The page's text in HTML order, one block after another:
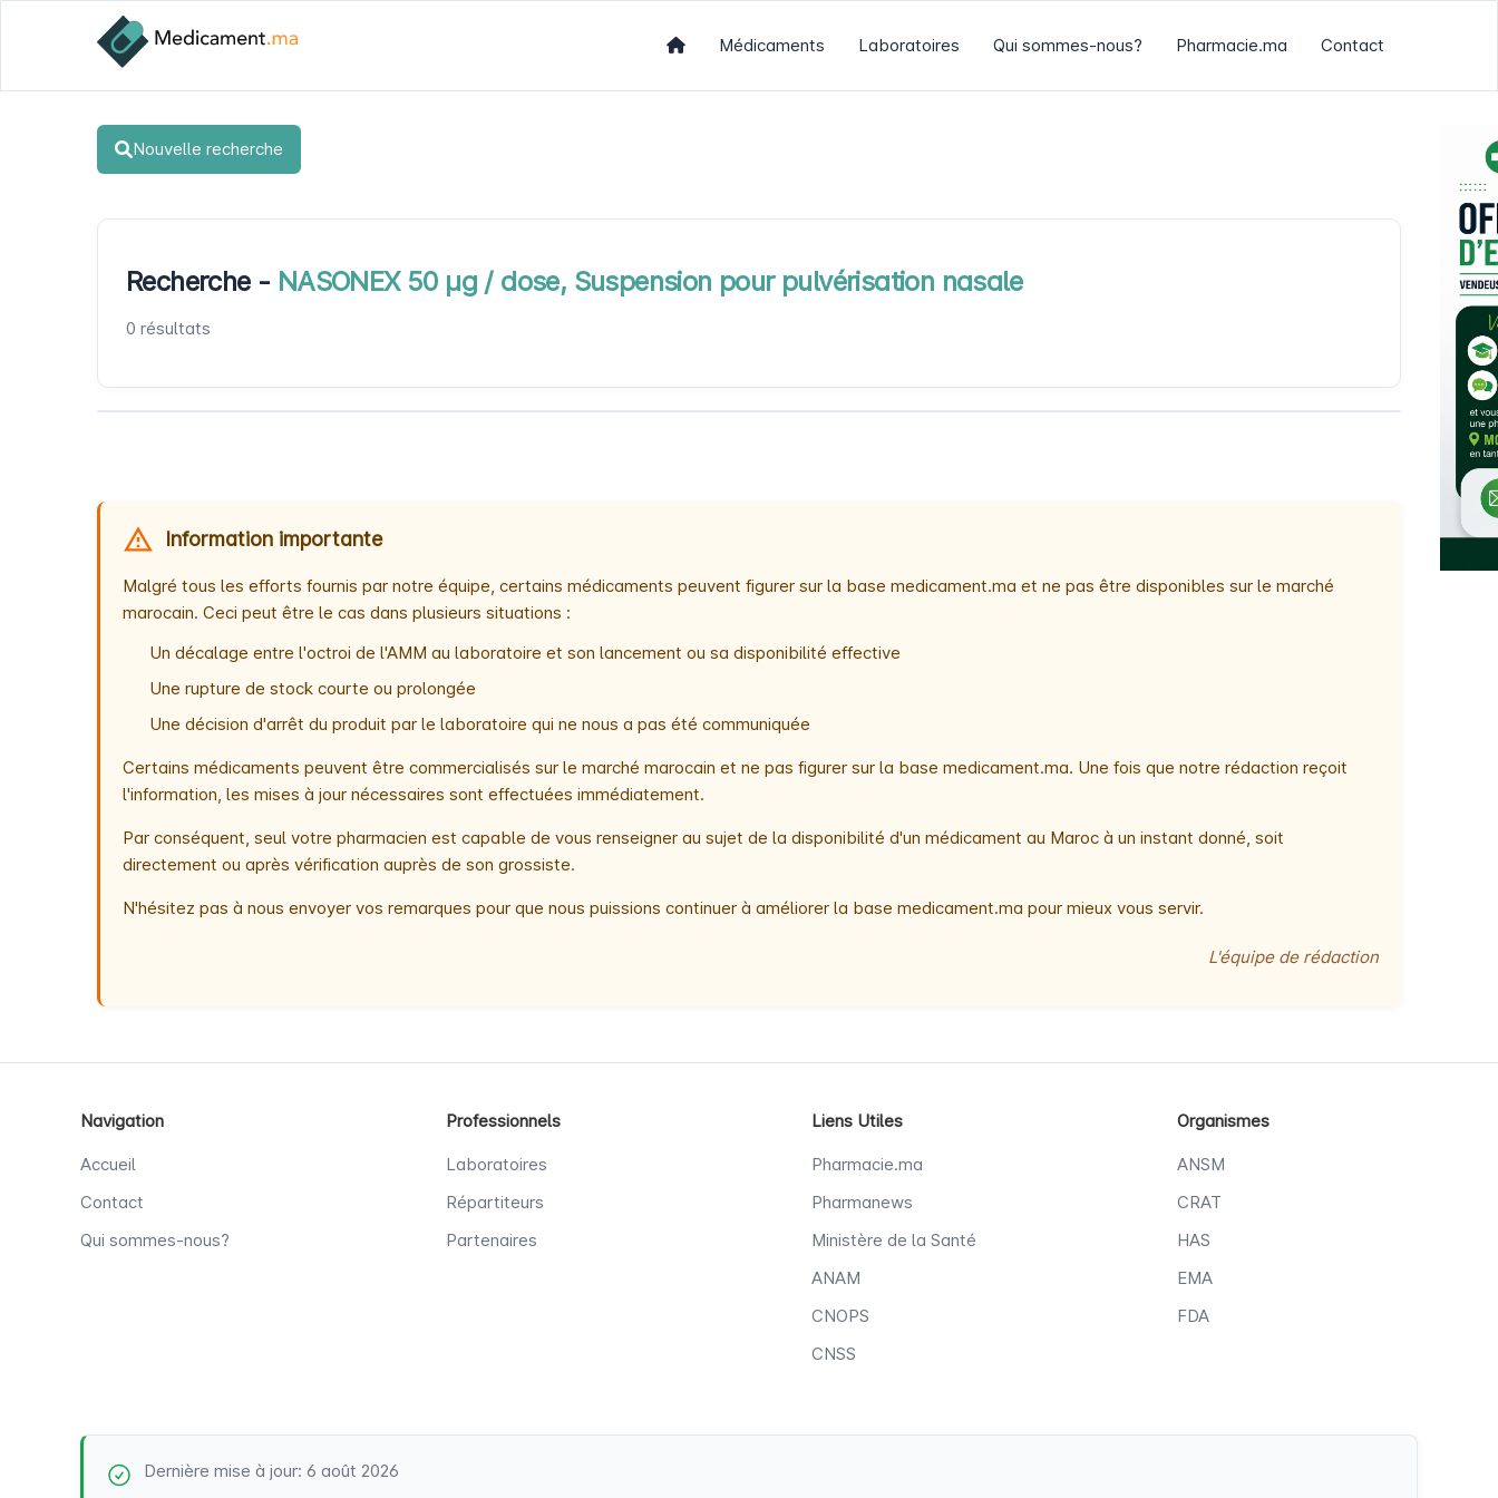
Médicaments Laboratoires Qui sommes-nous? Pharmacie.ma Contact
Nouvelle recherche
Recherche - NASONEX 50 µg / dose, Suspension pour pulvérisation nasale
0 résultats
Information importante
Malgré tous les efforts fournis par notre équipe, certains médicaments peuvent figurer sur la base medicament.ma et ne pas être disponibles sur le marché
marocain. Ceci peut être le cas dans plusieurs situations :
Un décalage entre l'octroi de l'AMM au laboratoire et son lancement ou sa disponibilité effective
Une rupture de stock courte ou prolongée
Une décision d'arrêt du produit par le laboratoire qui ne nous a pas été communiquée
Certains médicaments peuvent être commercialisés sur le marché marocain et ne pas figurer sur la base medicament.ma. Une fois que notre rédaction reçoit
l'information, les mises à jour nécessaires sont effectuées immédiatement.
Par conséquent, seul votre pharmacien est capable de vous renseigner au sujet de la disponibilité d'un médicament au Maroc à un instant donné, soit
directement ou après vérification auprès de son grossiste.
N'hésitez pas à nous envoyer vos remarques pour que nous puissions continuer à améliorer la base medicament.ma pour mieux vous servir.
L'équipe de rédaction
Navigation
Accueil
Contact
Qui sommes-nous?
Professionnels
Laboratoires
Répartiteurs
Partenaires
Liens Utiles
Pharmacie.ma
Pharmanews
Ministère de la Santé
ANAM
CNOPS
CNSS
Organismes
ANSM
CRAT
HAS
EMA
FDA
Dernière mise à jour: 6 août 2026